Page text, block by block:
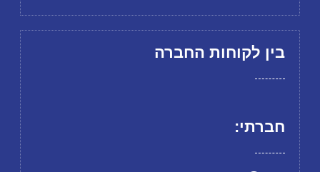
בין לקוחות החברה
חברתי: